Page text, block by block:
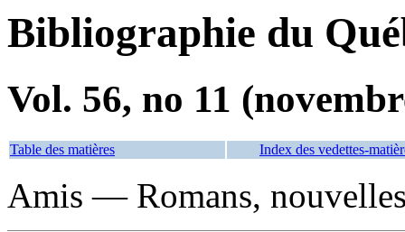
Bibliographie du
Vol. 56, no 11
Table des matières Index des vedettes-
Amis — Romans,